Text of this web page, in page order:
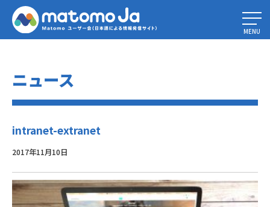
Home»
コミュニティ調査で明らかに – Piwikユーザーのプロフィールを発
見»intranet-extranet
MENU
ニュース
intranet-extranet
2017年11月10日